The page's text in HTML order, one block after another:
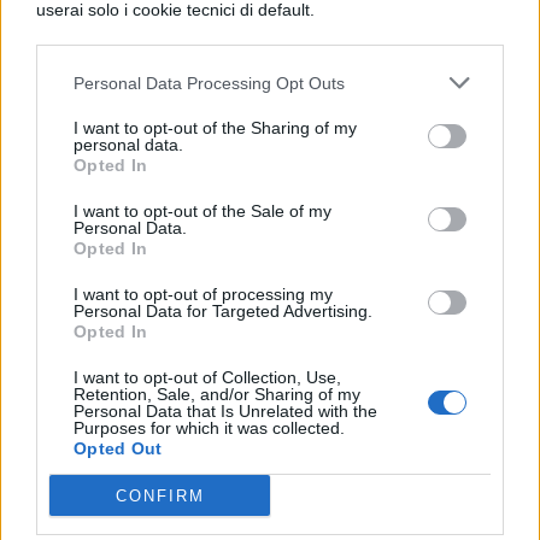
userai solo i cookie tecnici di default.
Personal Data Processing Opt Outs
I want to opt-out of the Sharing of my
personal data.
Opted In
I want to opt-out of the Sale of my
Personal Data.
Opted In
I want to opt-out of processing my
Personal Data for Targeted Advertising.
Opted In
I want to opt-out of Collection, Use,
Retention, Sale, and/or Sharing of my
Personal Data that Is Unrelated with the
Purposes for which it was collected.
Opted Out
CONFIRM
messicani. L’uomo, insieme alla moglie
ad alcuni problemi, si trasferisce in un
volete seguire tutti gli altri aggiornamenti
sull’attrice potete seguire il suo profilo
Instagram,sofiahub.
vederlo
COMMENTI